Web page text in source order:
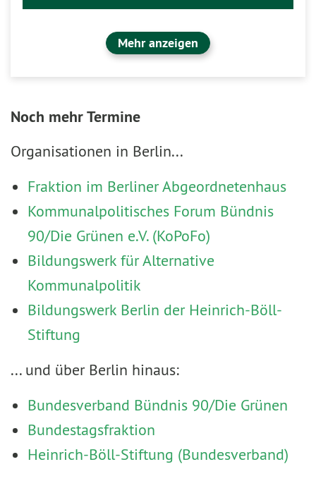
Mehr anzeigen
Noch mehr Termine
Organisationen in Berlin...
Fraktion im Berliner Abgeordnetenhaus
Kommunalpolitisches Forum Bündnis
90/Die Grünen e.V. (KoPoFo)
Bildungswerk für Alternative
Kommunalpolitik
Bildungswerk Berlin der Heinrich-Böll-
Stiftung
... und über Berlin hinaus:
Bundesverband Bündnis 90/Die Grünen
Bundestagsfraktion
Heinrich-Böll-Stiftung (Bundesverband)